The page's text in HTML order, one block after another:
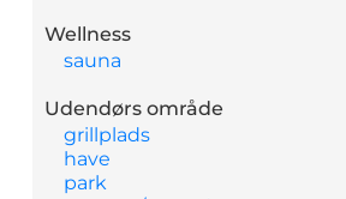
Wellness
sauna
Udendørs område
grillplads
have
park